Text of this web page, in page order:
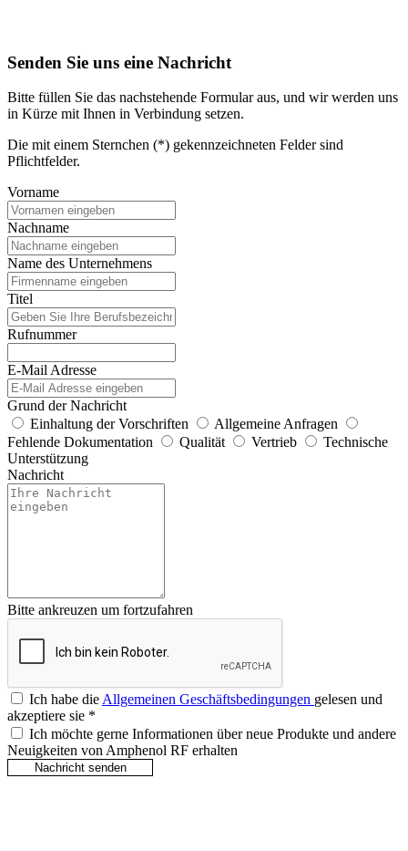
Senden Sie uns eine Nachricht
Bitte füllen Sie das nachstehende Formular aus, und wir werden uns
in Kürze mit Ihnen in Verbindung setzen.
Die mit einem Sternchen (*) gekennzeichneten Felder sind
Pflichtfelder.
Vorname
Nachname
Name des Unternehmens
Titel
Rufnummer
E-Mail Adresse
Grund der Nachricht
Einhaltung der Vorschriften
Allgemeine Anfragen
Fehlende Dokumentation
Qualität Vertrieb
Technische
Unterstützung
Nachricht
Bitte ankreuzen um fortzufahren
Ich habe dieAllgemeinen Geschäftsbedingungen gelesen und
akzeptiere sie *
Ich möchte gerne Informationen über neue Produkte und andere
Neuigkeiten von Amphenol RF erhalten